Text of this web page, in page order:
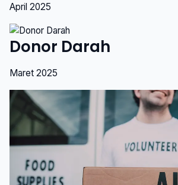
April 2025
Donor Darah
Maret 2025